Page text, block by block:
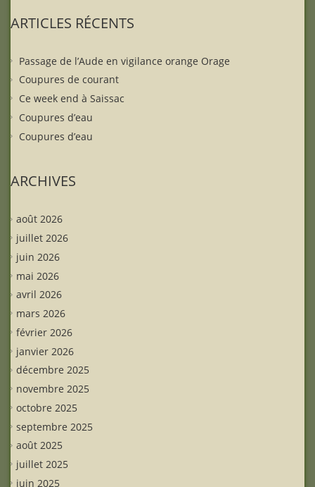
ARTICLES RÉCENTS
Passage de l’Aude en vigilance orange Orage
Coupures de courant
Ce week end à Saissac
Coupures d’eau
Coupures d’eau
ARCHIVES
août 2026
juillet 2026
juin 2026
mai 2026
avril 2026
mars 2026
février 2026
janvier 2026
décembre 2025
novembre 2025
octobre 2025
septembre 2025
août 2025
juillet 2025
juin 2025